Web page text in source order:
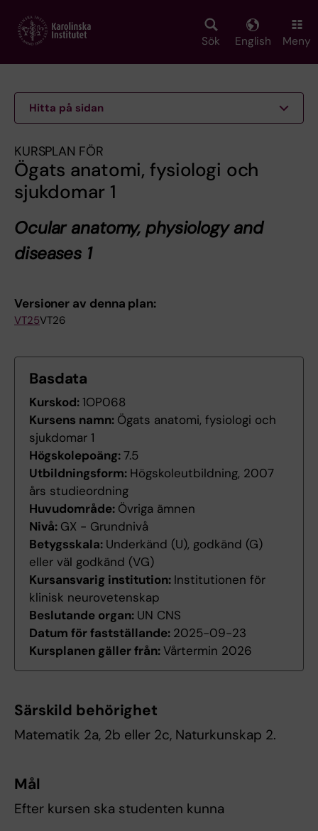
main
Sök English Meny
Hitta på sidan
KURSPLAN FÖR
Ögats anatomi, fysiologi och
sjukdomar 1
Ocular anatomy, physiology and
diseases 1
Versioner av denna plan:
VT25VT26
Basdata
Kurskod:1OP068
Kursens namn: Ögats anatomi, fysiologi och
sjukdomar 1
Högskolepoäng:7.5
Utbildningsform: Högskoleutbildning, 2007
års studieordning
Huvudområde: Övriga ämnen
Nivå: GX - Grundnivå
Betygsskala: Underkänd (U), godkänd (G)
eller väl godkänd (VG)
Kursansvarig institution: Institutionen för
klinisk neurovetenskap
Beslutande organ: UN CNS
Datum för fastställande: 2025-09-23
Kursplanen gäller från:Vårtermin 2026
Särskild behörighet
Matematik 2a, 2b eller 2c, Naturkunskap 2.
Mål
Efter kursen ska studenten kunna